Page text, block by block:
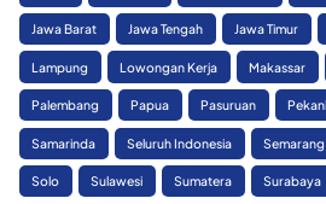
Jawa Barat Jawa Tengah Jawa Timur
Lampung Lowongan Kerja Makassar
Palembang Papua Pasuruan
Samarinda Seluruh Indonesia Semarang
Solo Sulawesi Sumatera Surabaya